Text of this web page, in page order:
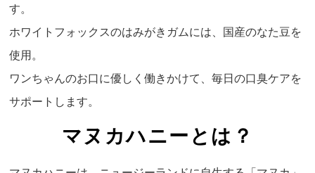
す。
ホワイトフォックスのはみがきガムには、国産のなた豆を
使用。
ワンちゃんのお口に優しく働きかけて、毎日の口臭ケアを
サポートします。
マヌカハニーとは？